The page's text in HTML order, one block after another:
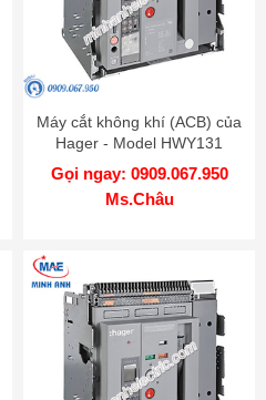
Máy cắt không khí (ACB) của
Hager - Model HWY131
Gọi ngay: 0909.067.950
Ms.Châu